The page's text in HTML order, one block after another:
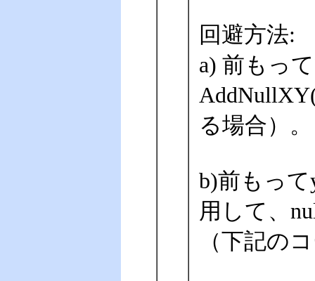
回避方法:
a) 前もっ
る場合）。
b)前もっ
用して、
（下記の